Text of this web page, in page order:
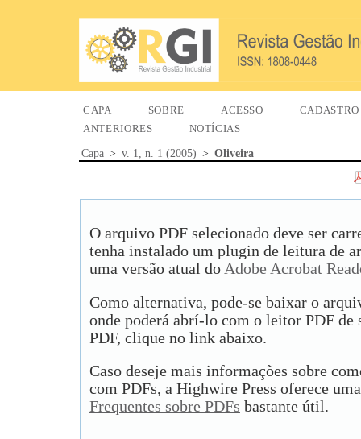
CAPA SOBRE ACESSO
CADASTRO
ANTERIORES
NOTÍCIAS
Capa > v. 1, n. 1 (2005) > Oliveira
O arquivo PDF selecionado deve ser
tenha instalado um plugin de leitura de
uma versão atual do Adobe Acrobat
Como alternativa, pode-se baixar o
onde poderá abrí-lo com o leitor PDF de
PDF, clique no link abaixo.
Caso deseje mais informações sobre
com PDFs, a Highwire Press oferece
Frequentes sobre PDFs bastante útil.